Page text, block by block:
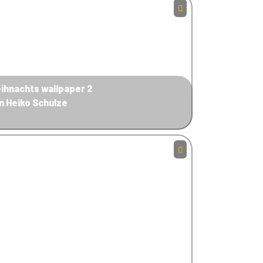
wallpaper 2
Heiko Schulze